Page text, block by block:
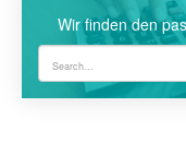
Wir finden den